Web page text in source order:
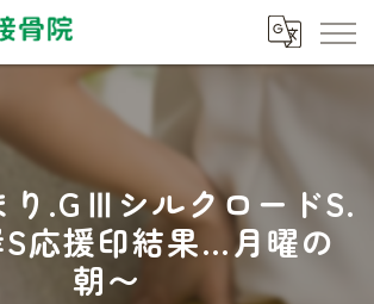
り.GⅢシルクロードS.
応援印結果…月曜の
朝〜